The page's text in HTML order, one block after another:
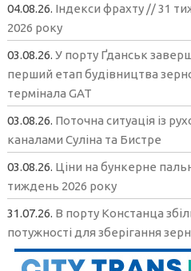
04.08.26. Індекси фрахту // 31
2026 року
03.08.26.У порту Ґданськ
перший етап будівництва
термінала GAT
03.08.26. Поточна ситуація із
каналами Суліна та Бистре
03.08.26. Ціни на бункерне
тиждень 2026 року
31.07.26. В порту Констанца
потужності для зберігання